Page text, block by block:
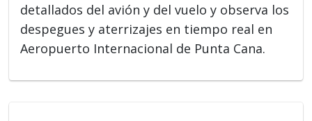
detallados del avión y del vuelo y observa los
despegues y aterrizajes en tiempo real en
Aeropuerto Internacional de Punta Cana.